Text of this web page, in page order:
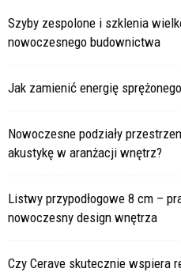
Szyby zespolone i szklenia
nowoczesnego budownictwa
Jak zamienić energię
Nowoczesne podziały
akustykę w aranżacji wnętrz?
Listwy przypodłogowe 8 cm –
nowoczesny design wnętrza
Czy Cerave skutecznie wspiera